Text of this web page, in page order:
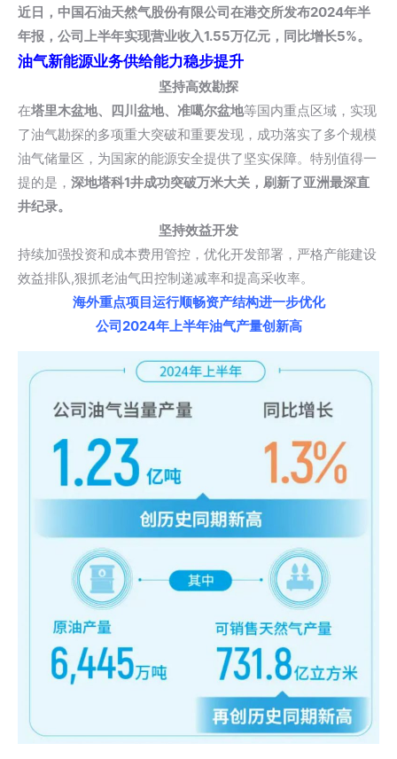
近日，中国石油天然气股份有限公司在港交所发布2024年半
年报，公司上半年实现营业收入1.55万亿元，同比增长5%。
油气新能源业务供给能力稳步提升
坚持高效勘探
在塔里木盆地、四川盆地、准噶尔盆地等国内重点区域，实现
了油气勘探的多项重大突破和重要发现，成功落实了多个规模
油气储量区，为国家的能源安全提供了坚实保障。特别值得一
提的是， 深地塔科1井成功突破万米大关，刷新了亚洲最深直
井纪录。
坚持效益开发
持续加强投资和成本费用管控，优化开发部署，严格产能建设
效益排队,狠抓老油气田控制递减率和提高采收率。
海外重点项目运行顺畅资产结构进一步优化
公司2024年上半年油气产量创新高